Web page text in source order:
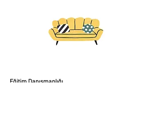
Eğitim Danışmanlığı